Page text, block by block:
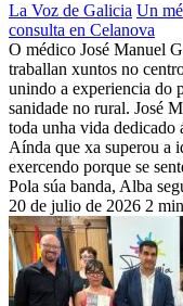
La Voz de Galicia Un
consulta en Celanova
O médico José Manuel
traballan xuntos no
unindo a experiencia do
sanidade no rural. José
toda unha vida dedicado
Aínda que xa superou a
exercendo porque se
Pola súa banda, Alba
20 de julio de 2026 2